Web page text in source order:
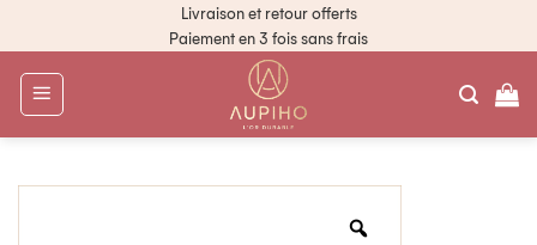
Livraison et retour offerts
Paiement en 3 fois sans frais